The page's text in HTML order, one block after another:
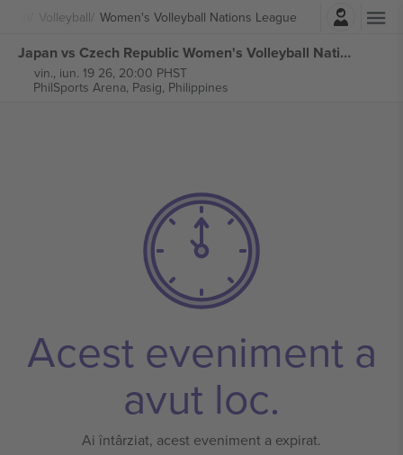
Volleyball Women's Volleyball Nations League
Autentificare
Japan vs Czech Republic Women's Volleyball Nations League bilete
vin., iun. 19 26, 20:00 PHST
PhilSports Arena, Pasig, Philippines
Acest eveniment a
avut loc.
Ai întârziat, acest eveniment a expirat.